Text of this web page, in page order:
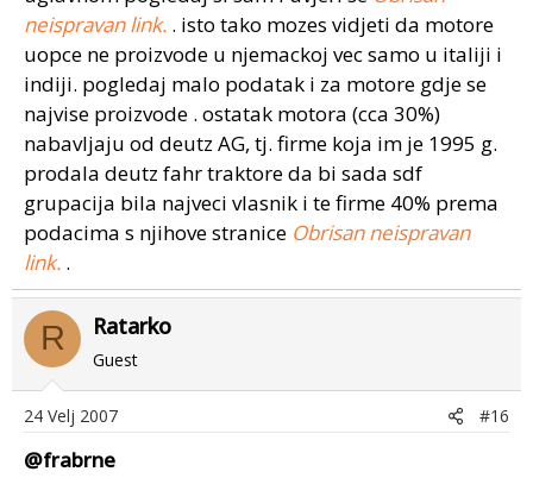
neispravan link. . isto tako mozes vidjeti da motore
uopce ne proizvode u njemackoj vec samo u italiji i
indiji. pogledaj malo podatak i za motore gdje se
najvise proizvode . ostatak motora (cca 30%)
nabavljaju od deutz AG, tj. firme koja im je 1995 g.
prodala deutz fahr traktore da bi sada sdf
grupacija bila najveci vlasnik i te firme 40% prema
podacima s njihove stranice Obrisan neispravan
link. .
R Ratarko
Guest
24 Velj 2007 #16
@frabrne